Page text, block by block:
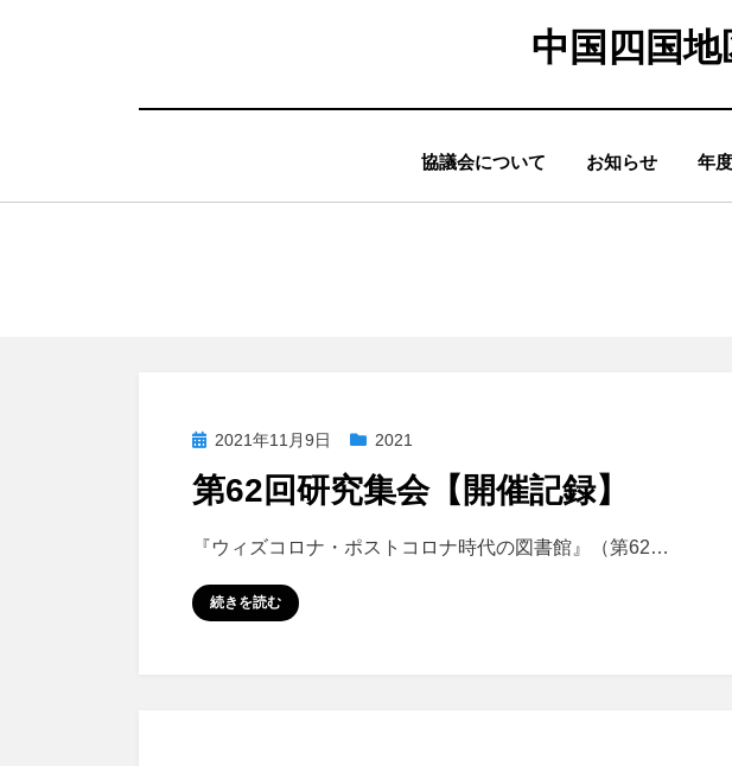
へ
中国四国
協議会について お知らせ 年度
投
日:
2021年11月9日 2021
第62回研究集会【開催記録】
投稿者図書館広島大学
『ウィズコロナ・ポストコロナ時代の図書館』（第62…
続きを読む